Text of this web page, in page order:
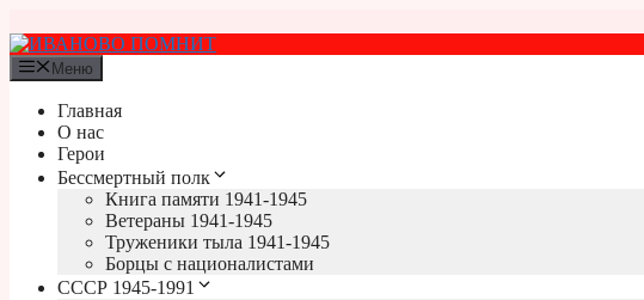
к
содержимому
Меню
Главная
О нас
Герои
Бессмертный полк
Книга памяти 1941-1945
Ветераны 1941-1945
Труженики тыла 1941-1945
Борцы с националистами
СССР 1945-1991